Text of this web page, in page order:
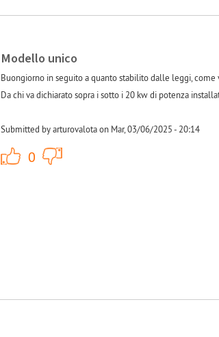
Modello unico
Buongiorno in seguito a quanto stabilito dalle leggi,
Da chi va dichiarato sopra i sotto i 20 kw di potenza
Submitted by arturovalota on Mar, 03/06/2025 - 20:14
0